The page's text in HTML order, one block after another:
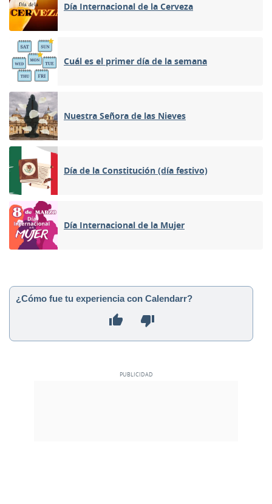
Día Internacional de la Cerveza
Cuál es el primer día de la semana
Nuestra Señora de las Nieves
Día de la Constitución (día festivo)
Día Internacional de la Mujer
¿Cómo fue tu experiencia con Calendarr?